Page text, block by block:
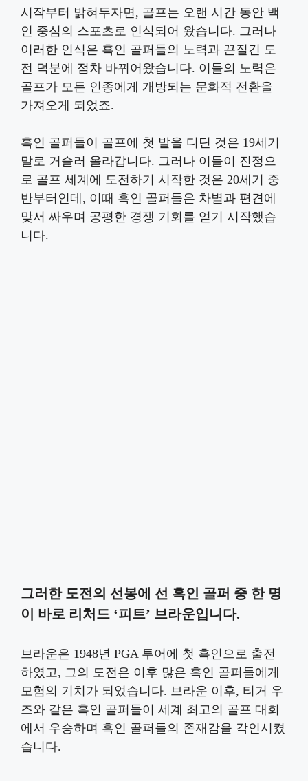
시작부터 밝혀두자면, 골프는 오랜 시간 동안 백
인 중심의 스포츠로 인식되어 왔습니다. 그러나
이러한 인식은 흑인 골퍼들의 노력과 끈질긴 도
전 덕분에 점차 바뀌어왔습니다. 이들의 노력은
골프가 모든 인종에게 개방되는 문화적 전환을
가져오게 되었죠.
흑인 골퍼들이 골프에 첫 발을 디딘 것은 19세기
말로 거슬러 올라갑니다. 그러나 이들이 진정으
로 골프 세계에 도전하기 시작한 것은 20세기 중
반부터인데, 이때 흑인 골퍼들은 차별과 편견에
맞서 싸우며 공평한 경쟁 기회를 얻기 시작했습
니다.
그러한 도전의 선봉에 선 흑인 골퍼 중 한 명
이 바로 리처드 ‘피트’ 브라운입니다.
브라운은 1948년 PGA 투어에 첫 흑인으로 출전
하였고, 그의 도전은 이후 많은 흑인 골퍼들에게
모험의 기치가 되었습니다. 브라운 이후, 티거 우
즈와 같은 흑인 골퍼들이 세계 최고의 골프 대회
에서 우승하며 흑인 골퍼들의 존재감을 각인시켰
습니다.